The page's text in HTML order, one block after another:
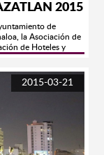
2015
de
la Asociación de
de Hoteles y
quinta
del ciclismo y de los
este próximo 21
en un evento
bicicleta, a rodar 140
con los
océano y recorrer
MAZATLÁN
2015-03-21